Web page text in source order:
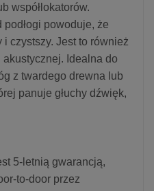
współlokatorów.
podłogi powoduje, że
czystszy. Jest to również
Idealna do
z twardego drewna lub
panuje głuchy dźwięk,
5-letnią gwarancją,
to-door przez